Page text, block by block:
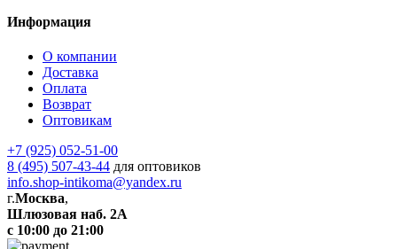
Информация
О компании
Доставка
Оплата
Возврат
Оптовикам
+7 (925) 052-51-00
8 (495) 507-43-44 для оптовиков
info.shop-intikoma@yandex.ru
г.Москва,
Шлюзовая наб. 2А
с 10:00 до 21:00